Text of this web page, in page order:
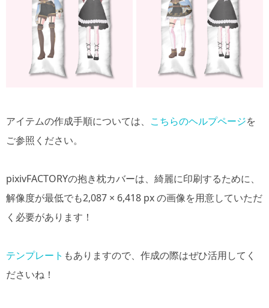
アイテムの作成手順については、 こちらのヘルプページを
ご参照ください。
pixivFACTORYの抱き枕カバーは、綺麗に印刷するために、
解像度が最低でも2,087 × 6,418 px の画像を用意していただ
く必要があります！
テンプレート もありますので、作成の際はぜひ活用してく
ださいね！